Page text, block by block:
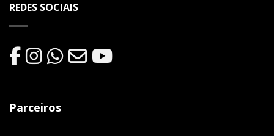
REDES SOCIAIS
Parceiros